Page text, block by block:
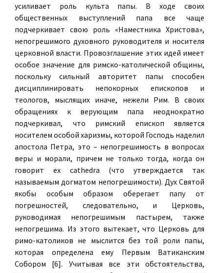
усиливает роль культа папы. В ходе своих
общественных выступлений папа все чаще
подчеркивает свою роль «Наместника Христова»,
непогрешимого духовного руководителя и носителя
церковной власти. Провозглашение этих идей имеет
особое значение для римско-католической общины,
поскольку сильный авторитет папы способен
дисциплинировать непокорных епископов и
теологов, мыслящих иначе, нежели Рим. В своих
обращениях к верующим папа неоднократно
подчеркивал, что римский епископ является
носителем особой харизмы, которой Господь наделил
апостола Петра, это – непогрешимость в вопросах
веры и морали, причем не только тогда, когда он
говорит ex cathedra (что утверждается так
называемым догматом непогрешимости). Дух Святой
якобы особым образом оберегает папу от
погрешностей, следовательно, и Церковь,
руководимая непогрешимым пастырем, также
непогрешима. Из этого вытекает, что Церковь для
римо-католиков не мыслится без той роли папы,
которая определена ему Первым Ватиканским
Собором [6]. Учитывая все эти обстоятельства,